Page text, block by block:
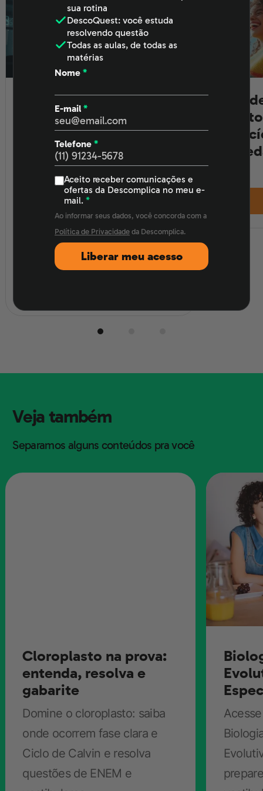
Vamos lembrar das plantas dioicas, ou seja, plantas que
possuem flores com sexos separados. Nessas plantas,
a flor feminina apresenta um carpelo que forma o
gineceu (conjunto de folhas transformadas), enquanto
a flor masculina apresenta os estames que formam o
androceu (responsável pela produção do grão de
Veja esta imagem de uma palmeira, planta que faz
característica das angiospermas é a presença de folhas
com apenas uma nervura, ou nervuras paralelas, além
de apresentarem raiz fasciculada (muito ramificada).
4. Dicotiledôneas
Você pode não saber, mas as plantas carnívoras são
angiospermas!
Mulheres dominando a
tech: vagas e cursos
abertos pra você
decolar
Bootcamps, bolsas e mentorias
abrem portas para mulheres na
tecnologia; veja oportunidades e
passos práticos.
Atualizado em
08/08/2026
ano
de
Veja também
Separamos alguns conteúdos pra você
Cloroplasto na prova:
entenda, resolva e
gabarite
Domine o cloroplasto: saiba
onde ocorrem fase clara e
Ciclo de Calvin e resolva
questões de ENEM e
sua rotina
DescoQuest: você estuda
resolvendo questão
Todas as aulas, de todas as
matérias
Nome *
E-mail *
Telefone *
Aceito receber comunicações e
ofertas da Descomplica no meu e-
mail. *
Ao informar seus dados, você concorda com a
Política de Privacidade da Descomplica.
Liberar meu acesso